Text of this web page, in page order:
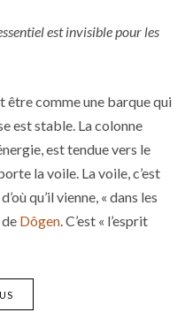
est invisible pour les
comme une barque qui
est stable. La colonne
est tendue vers le
la voile. La voile, c’est
qu’il vienne, « dans les
Dôgen. C’est « l’esprit